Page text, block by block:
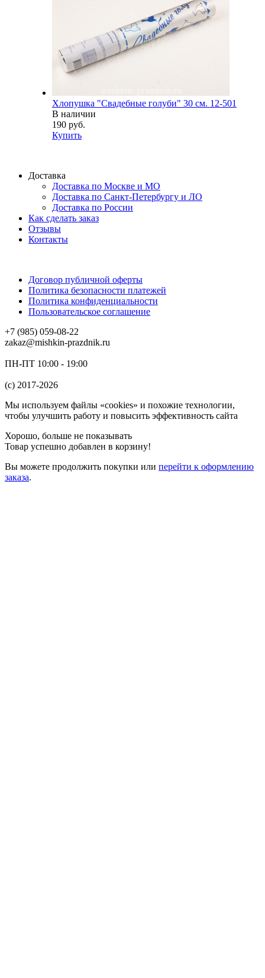
Хлопушка "Свадебные голуби" 30 см. 12-501
В наличии
190 руб.
Купить
Доставка
Доставка по Москве и МО
Доставка по Санкт-Петербургу и ЛО
Доставка по России
Как сделать заказ
Отзывы
Контакты
Договор публичной оферты
Политика безопасности платежей
Политика конфиденциальности
Пользовательское соглашение
+7 (985) 059-08-22
zakaz@mishkin-prazdnik.ru
ПН-ПТ 10:00 - 19:00
(c) 2017-2026
Мы используем файлы «cookies» и похожие технологии,
чтобы улучшить работу и повысить эффективность сайта
Хорошо, больше не показывать
Товар успешно добавлен в корзину!
Вы можете продолжить покупки или перейти к оформлению
заказа.